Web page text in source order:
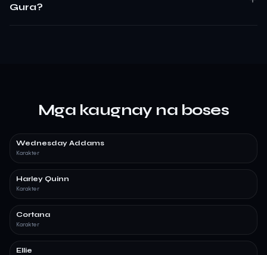
Gura?
Mga kaugnay na boses
Wednesday Addams
Karakter
Harley Quinn
Karakter
Cortana
Karakter
Ellie